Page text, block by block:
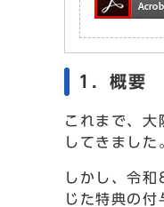
1．概要
これまで、
してきました
しかし、令
じた特典の付